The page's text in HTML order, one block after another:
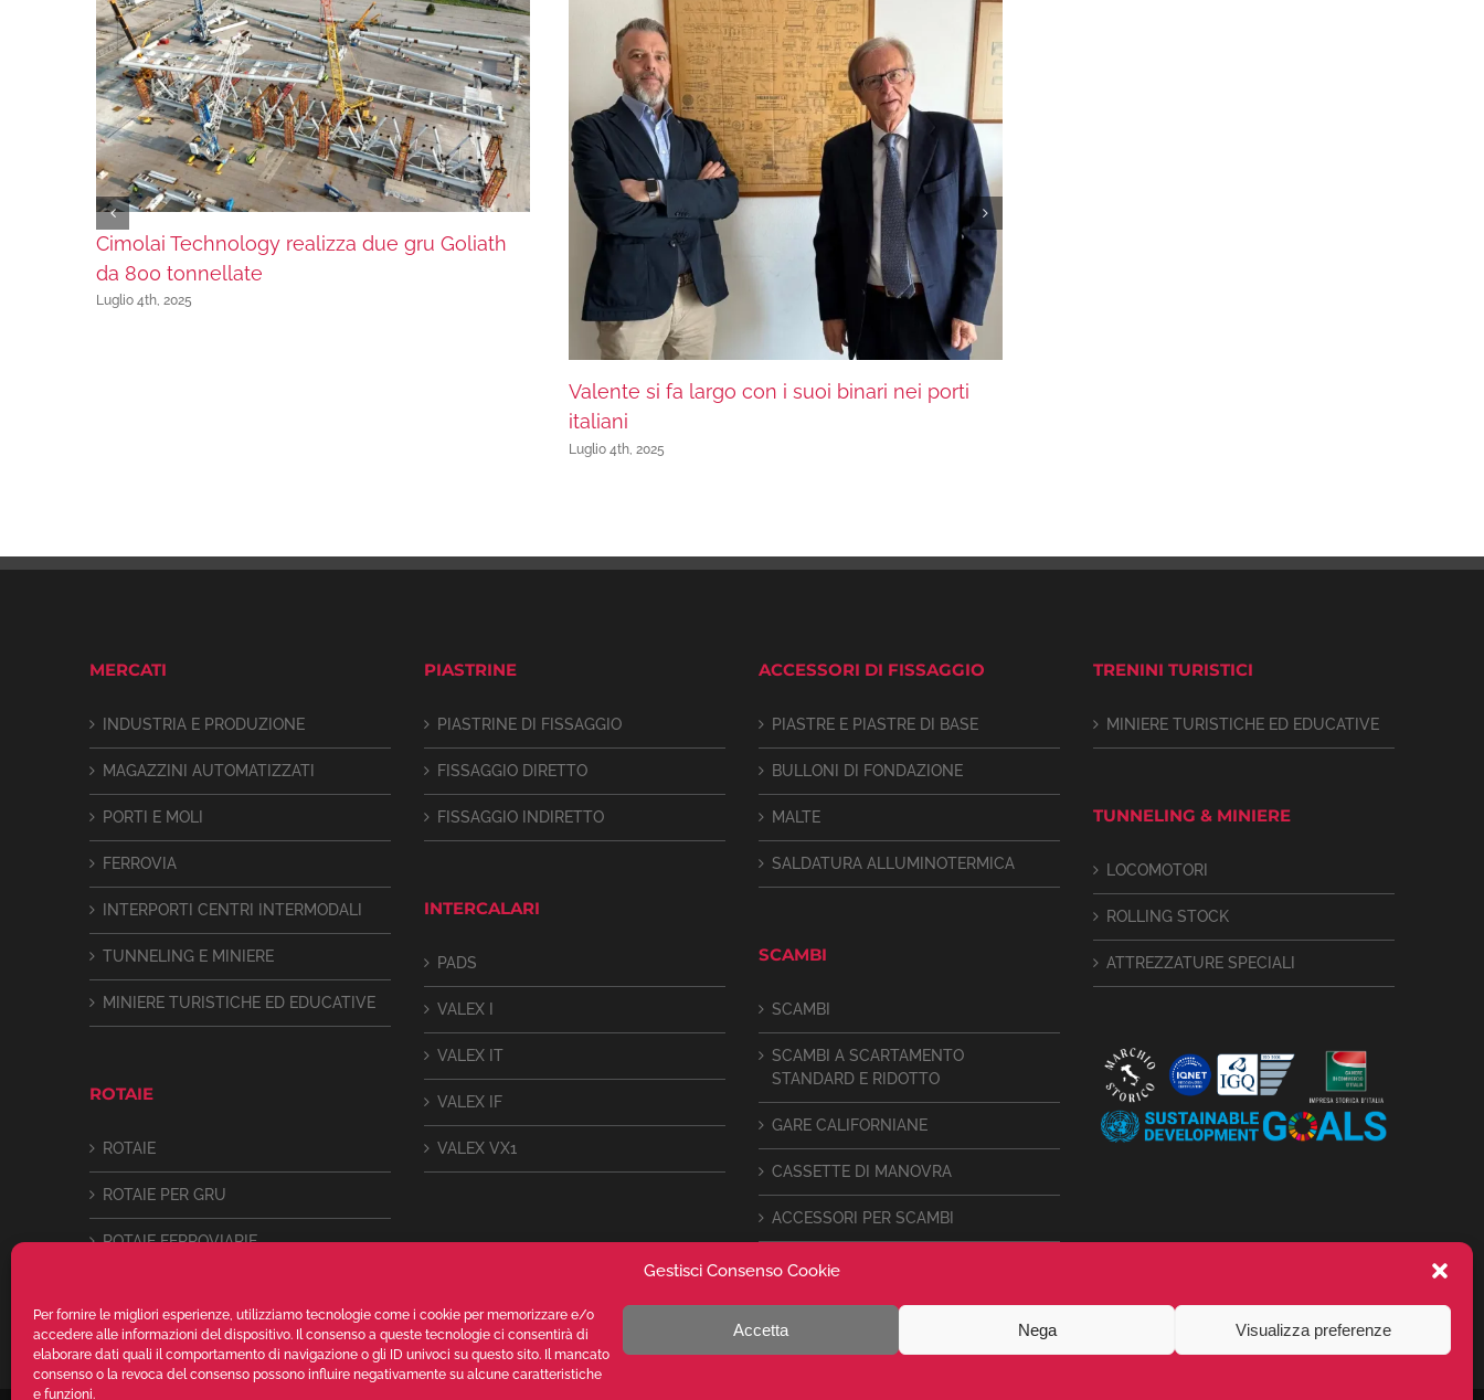
Gestisci Consenso Cookie
Per fornire le migliori esperienze, utilizziamo tecnologie come i cookie per memorizzare e/o
accedere alle informazioni del dispositivo. Il consenso a queste tecnologie ci consentirà di
elaborare dati quali il comportamento di navigazione o gli ID univoci su questo sito. Il mancato
consenso o la revoca del consenso possono influire negativamente su alcune caratteristiche
e funzioni.
Accetta Nega Visualizza preferenze
Cimolai Technology realizza due gru Goliath
da 800 tonnellate
Luglio 4th, 2025
Valente si fa largo con i suoi binari nei porti
italiani
Luglio 4th, 2025
MERCATI
INDUSTRIA E PRODUZIONE
MAGAZZINI AUTOMATIZZATI
PORTI E MOLI
FERROVIA
INTERPORTI CENTRI INTERMODALI
TUNNELING E MINIERE
MINIERE TURISTICHE ED EDUCATIVE
ROTAIE
ROTAIE
ROTAIE PER GRU
ROTAIE FERROVIARIE
PIASTRINE
PIASTRINE DI FISSAGGIO
FISSAGGIO DIRETTO
FISSAGGIO INDIRETTO
INTERCALARI
PADS
VALEX I
VALEX IT
VALEX IF
VALEX VX1
ACCESSORI DI FISSAGGIO
PIASTRE E PIASTRE DI BASE
BULLONI DI FONDAZIONE
MALTE
SALDATURA ALLUMINOTERMICA
SCAMBI
SCAMBI
SCAMBI A SCARTAMENTO
STANDARD E RIDOTTO
GARE CALIFORNIANE
CASSETTE DI MANOVRA
ACCESSORI PER SCAMBI
TRENINI TURISTICI
MINIERE TURISTICHE ED EDUCATIVE
TUNNELING & MINIERE
LOCOMOTORI
ROLLING STOCK
ATTREZZATURE SPECIALI